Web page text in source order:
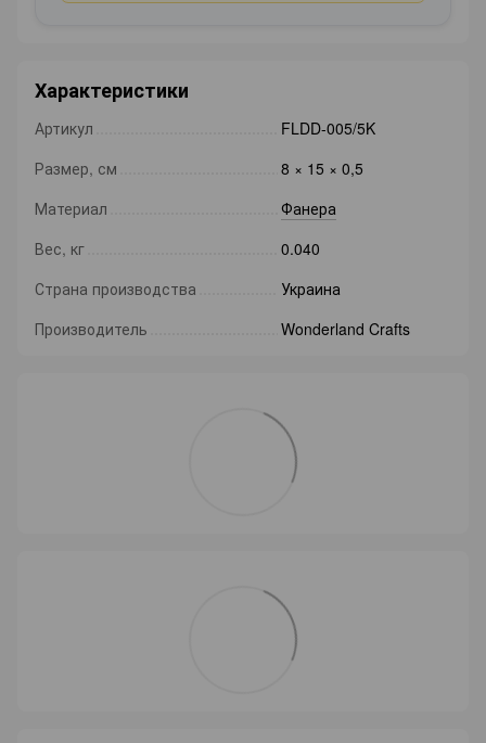
Характеристики
Артикул
FLDD-005/5K
Размер, см
8 × 15 × 0,5
Материал
Фанера
Вес, кг
0.040
Страна производства
Украина
Производитель
Wonderland Crafts